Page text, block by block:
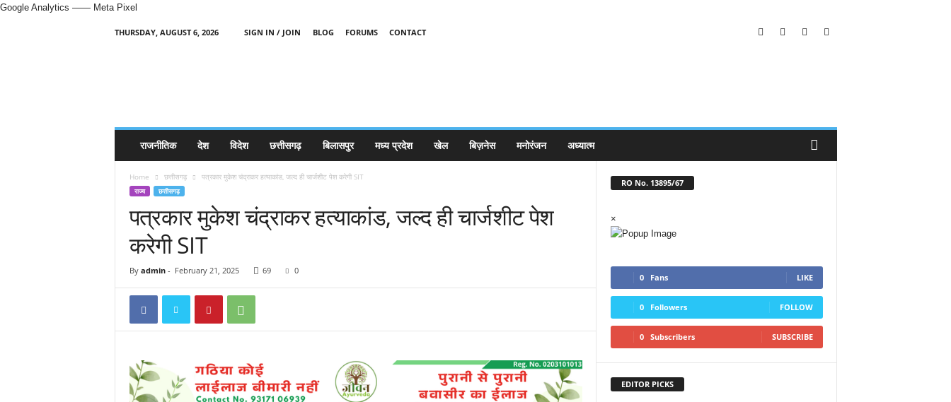
Google Analytics —— Meta Pixel
THURSDAY, AUGUST 6, 2026 SIGN IN / JOIN BLOG FORUMS
CONTACT
राजनीतिक देश विदेश छत्तीसगढ़ बिलासपुर मध्य प्रदेश खेल बिज़नेस मनोरंजन अध्यात्म
Home छत्तीसगढ़ पत्रकार मुकेश चंद्राकर हत्याकांड, जल्द ही चार्जशीट पेश करेगी SIT
राज्य छत्तीसगढ़
पत्रकार मुकेश चंद्राकर हत्याकांड, जल्द ही चार्जशीट पेश
करेगी SIT
By admin- February 21, 2025 69 0
RO No. 13895/67
×
0 Fans LIKE
0 Followers FOLLOW
0 Subscribers SUBSCRIBE
EDITOR PICKS